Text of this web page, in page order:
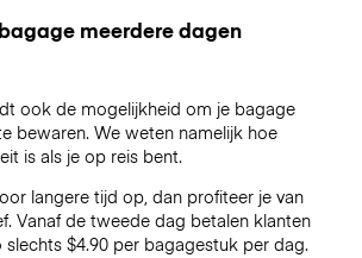
meerdere dagen
ook de mogelijkheid om je bagage
bewaren. We weten namelijk hoe
is als je op reis bent.
langere tijd op, dan profiteer je van
Vanaf de tweede dag betalen klanten
$4.90 per bagagestuk per dag.